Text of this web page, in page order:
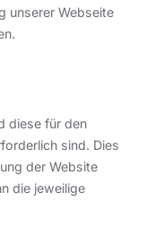
unserer Webseite
diese für den
sind. Dies
der Website
die jeweilige